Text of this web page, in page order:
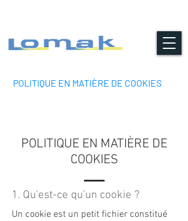
POLITIQUE EN MATIÈRE DE COOKIES
POLITIQUE EN MATIÈRE DE
COOKIES
1. Qu'est-ce qu'un cookie ?
Un cookie est un petit fichier constitué